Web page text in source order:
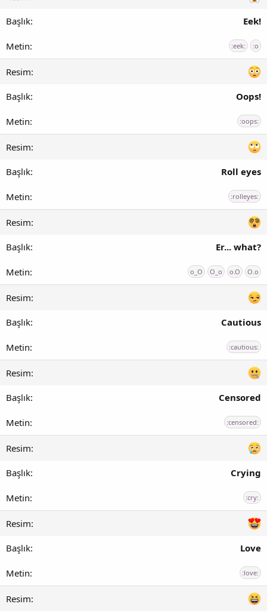
Eek!
:eek: :o
Oops!
:oops:
Roll eyes
:rolleyes:
Er... what?
o_O O_o o.O O.o
Cautious
:cautious:
Censored
:censored:
Crying
:cry:
Love
:love: